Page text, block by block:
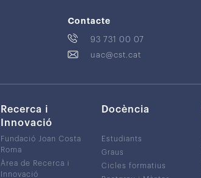
Contacte
93 731 00 07
uac@cst.cat
Recerca i
Innovació
Fundació Joan Costa
Roma
Àrea de Recerca i
Innovació
Docència
Estudiants
Graus
Cicles formatius